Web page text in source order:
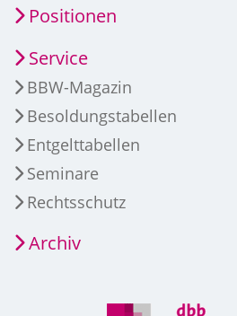
Positionen
Service
BBW-Magazin
Besoldungstabellen
Entgelttabellen
Seminare
Rechtsschutz
Archiv